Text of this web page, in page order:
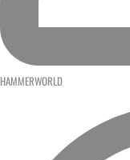
HAMMERWORLD